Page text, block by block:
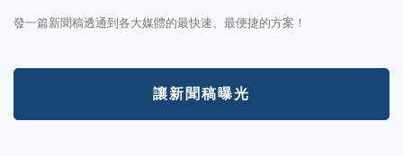
發一篇新聞稿透通到各大媒體的最快速、最便捷的方案！
讓新聞稿曝光